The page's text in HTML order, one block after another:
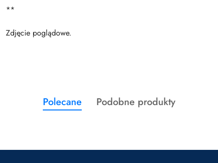
**
Zdjęcie poglądowe.
Pomiń karuzelę produktów
Produkty
o
Polecane
Produkty
Podobne produkty